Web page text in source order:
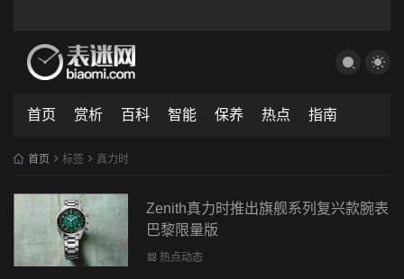
首页 赏析 百科 智能 保养 热点 指南
首页 标签 真力时
Zenith真力时推出旗舰系列复兴款腕表
巴黎限量版
热点动态